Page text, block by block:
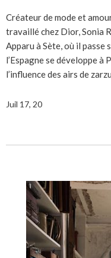
Créateur de mode et
travaillé chez Dior, Sonia
Apparu à Sète, où il passe
l’Espagne se développe à
l’influence des airs de
Juil 17, 20